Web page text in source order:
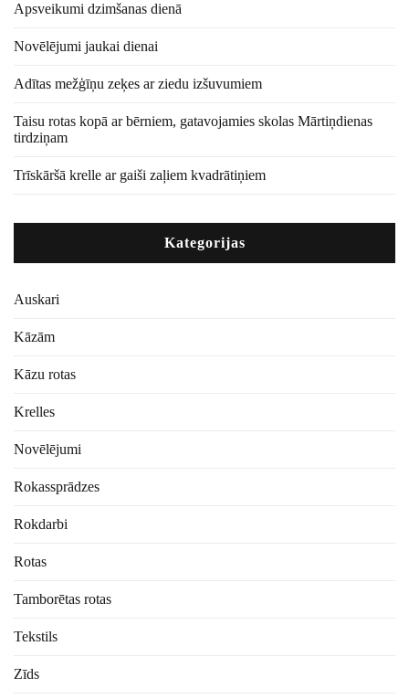
Apsveikumi dzimšanas dienā
Novēlējumi jaukai dienai
Adītas mežģīņu zeķes ar ziedu izšuvumiem
Taisu rotas kopā ar bērniem, gatavojamies skolas Mārtiņdienas
tirdziņam
Trīskāršā krelle ar gaiši zaļiem kvadrātiņiem
Kategorijas
Auskari
Kāzām
Kāzu rotas
Krelles
Novēlējumi
Rokassprādzes
Rokdarbi
Rotas
Tamborētas rotas
Tekstils
Zīds